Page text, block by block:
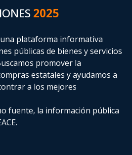
2025
plataforma informativa
públicas de bienes y servicios
promover la
estatalesy ayudamos a
a los mejores
fuente, la información pública